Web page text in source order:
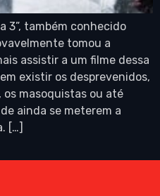
3”, também conhecido
tomou a
assistir a um filme dessa
existir os desprevenidos,
os masoquistas ou até
ainda se meterem a
[…]